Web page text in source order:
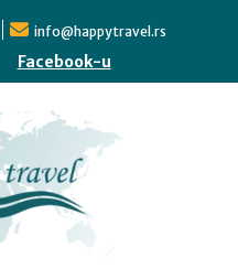
info@happytravel.rs
Facebook-u